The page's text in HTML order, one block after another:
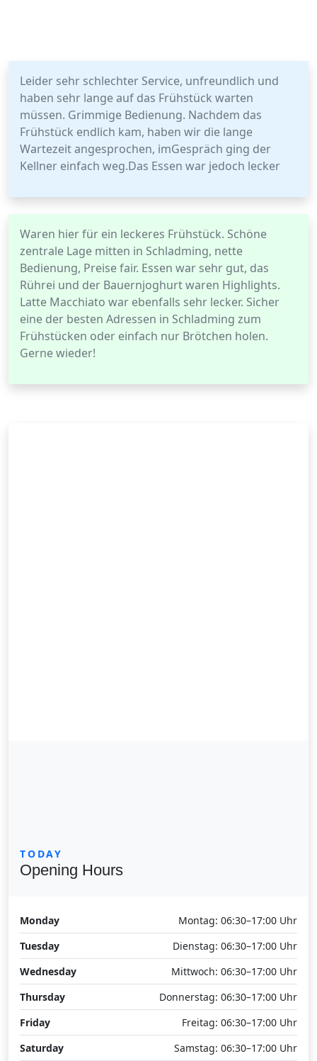
Leider sehr schlechter Service, unfreundlich und
haben sehr lange auf das Frühstück warten
müssen. Grimmige Bedienung. Nachdem das
Frühstück endlich kam, haben wir die lange
Wartezeit angesprochen, imGespräch ging der
Kellner einfach weg.Das Essen war jedoch lecker
Waren hier für ein leckeres Frühstück. Schöne
zentrale Lage mitten in Schladming, nette
Bedienung, Preise fair. Essen war sehr gut, das
Rührei und der Bauernjoghurt waren Highlights.
Latte Macchiato war ebenfalls sehr lecker. Sicher
eine der besten Adressen in Schladming zum
Frühstücken oder einfach nur Brötchen holen.
Gerne wieder!
TODAY
Opening Hours
Monday
Montag: 06:30–17:00 Uhr
Tuesday
Dienstag: 06:30–17:00 Uhr
Wednesday
Mittwoch: 06:30–17:00 Uhr
Thursday
Donnerstag: 06:30–17:00 Uhr
Friday
Freitag: 06:30–17:00 Uhr
Saturday
Samstag: 06:30–17:00 Uhr